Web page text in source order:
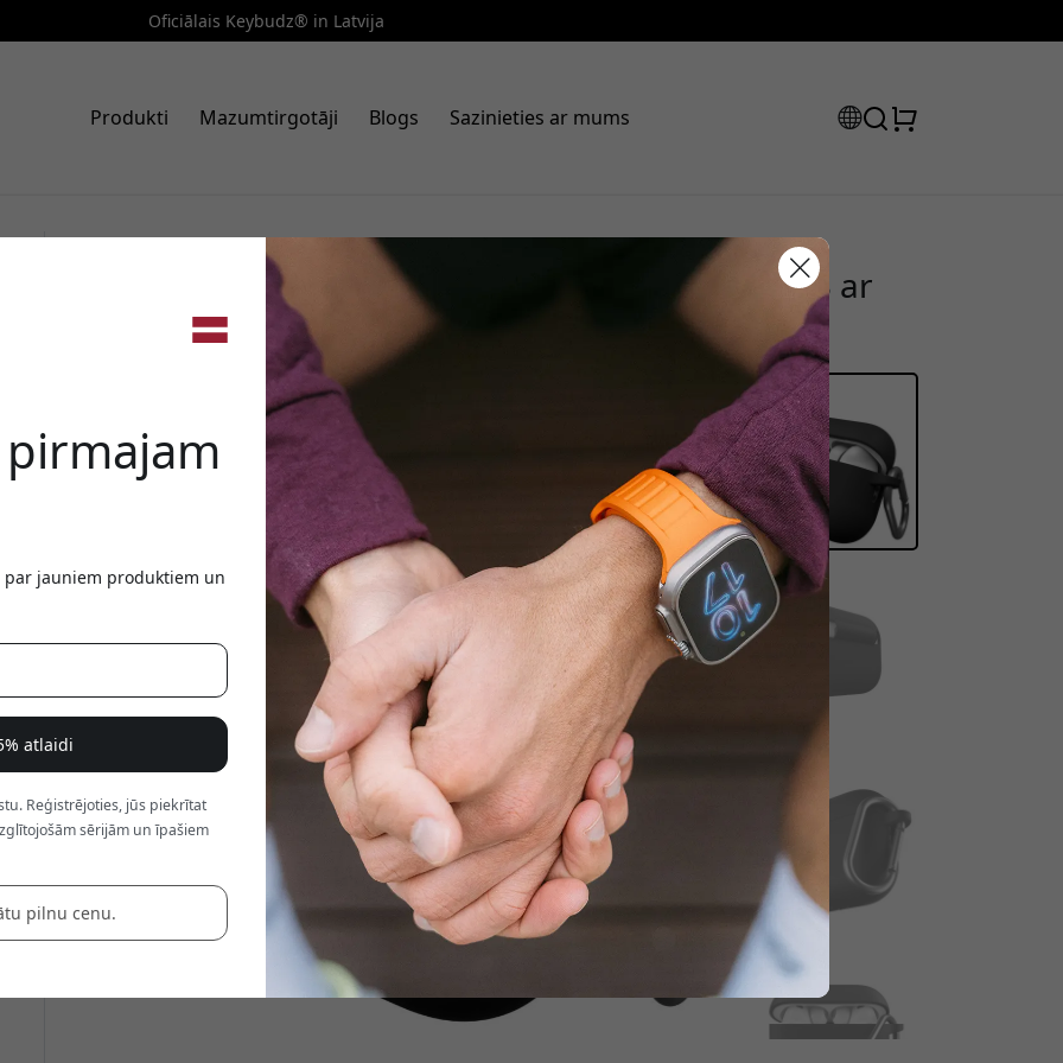
Oficiālais Keybudz® in Latvija
Produkti Mazumtirgotāji Blogs Sazinieties ar mums
Art. nr.: APP3_S8_BLK
KeyBudz Elevate Series futrālis AirPods Pro Gen 3 ar
karabīni, siksniņu un bezvadu uzlādi - Black
jauniem produktiem un
atlaidi
Reģistrējoties, jūs piekrītat
sērijām un īpašiem
pilnu cenu.
🎉 Jūsu atlaižu kods:
Izmantojiet šo kodu, veicot pasūtījumu, lai saņemtu 15%
atlaidi.